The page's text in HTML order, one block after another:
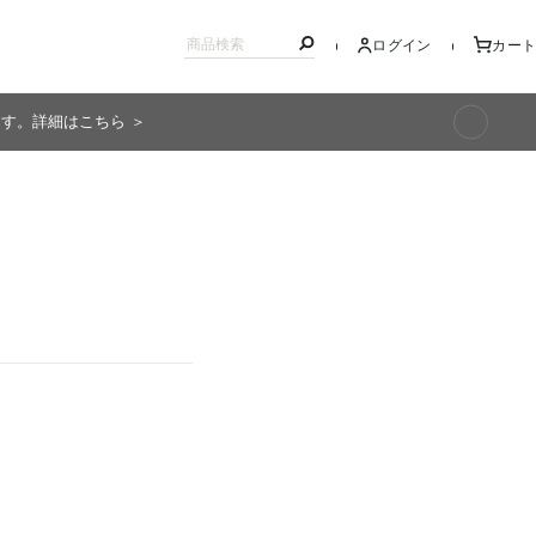
ログイン カート
。詳細はこちら ＞